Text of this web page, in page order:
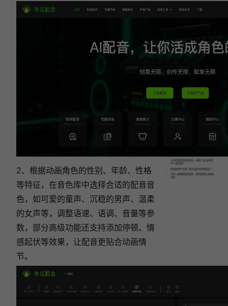
2、根据动画角色的性别、年龄、性格
等特征，在音色库中选择合适的配音音
色，如可爱的童声、沉稳的男声、温柔
的女声等，调整语速、语调、音量等参
数，部分高级功能还支持添加停顿、情
感起伏等效果，让配音更贴合动画情
节。
种
一
去
水
印！
相关文章:
文字转语音软件推荐指南：9款热门文字转语音
APP真实测评！
配音软件哪个好用？看完这篇文章你就知道了！
分享 6 款免费的配音软件，帮您快速将文本转成